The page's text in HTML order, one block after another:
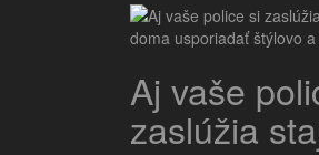
Aj vaše
zaslúžia